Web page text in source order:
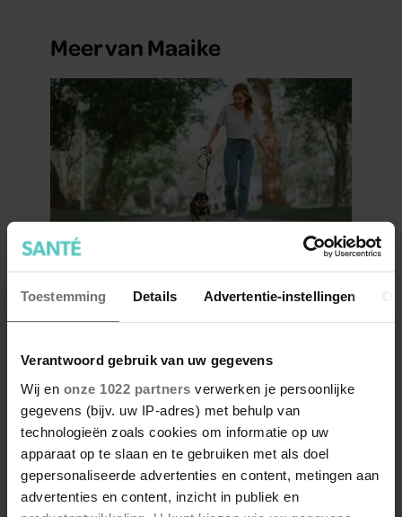
Toestemming Details Advertentie-instellingen
Verantwoord gebruik van uw gegevens
Wij en onze 1022 partners verwerken je persoonlijke
gegevens (bijv. uw IP-adres) met behulp van
technologieën zoals cookies om informatie op uw
apparaat op te slaan en te gebruiken met als doel
gepersonaliseerde advertenties en content, metingen aan
advertenties en content, inzicht in publiek en
Meer van Maaike
met je eetlust